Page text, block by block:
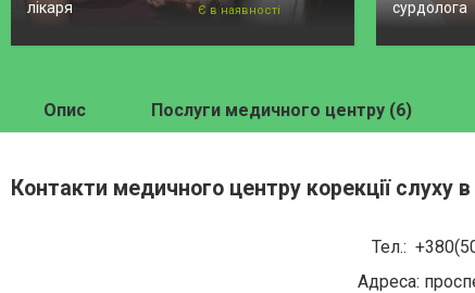
лікаря
Є в наявності
сурдолога
Опис Послуги медичного центру (6)
Контакти медичного центру корекції слуху в
Тел.:
Адреса: